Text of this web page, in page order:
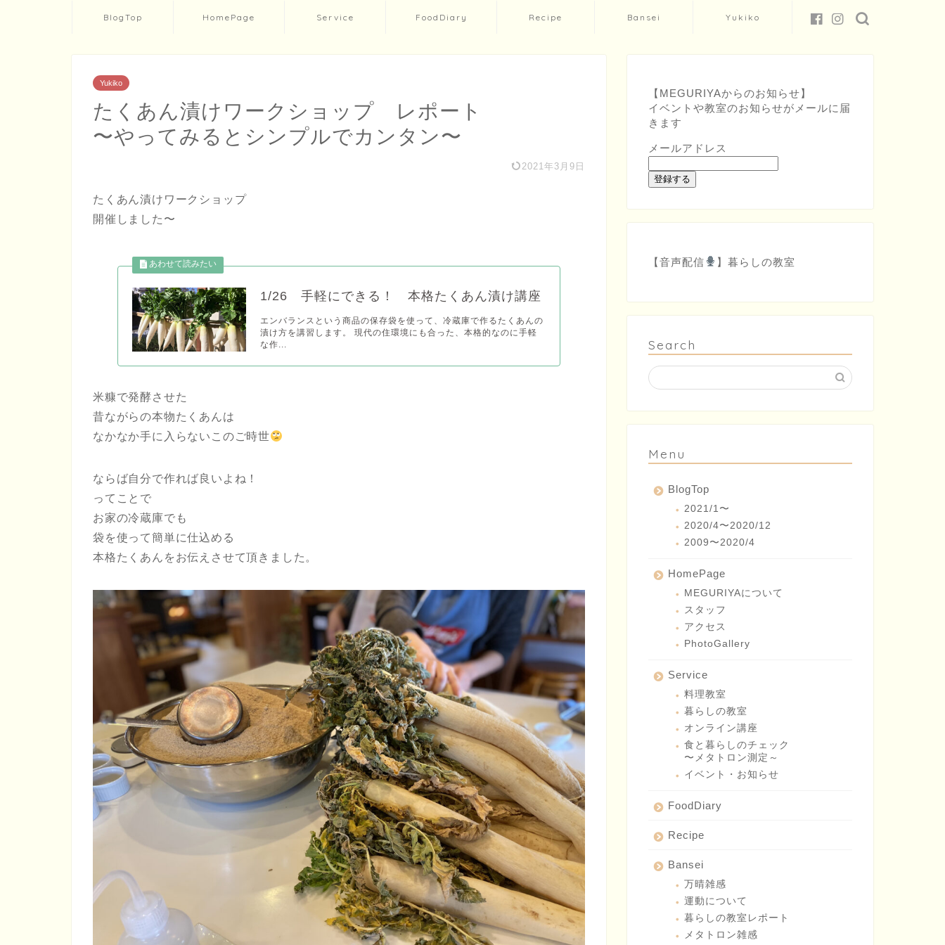
BlogTop HomePage Service FoodDiary Recipe Bansei Yukiko
Yukiko
たくあん漬けワークショップ レポート
〜やってみるとシンプルでカンタン〜
2021年3月9日
たくあん漬けワークショップ
開催しました〜
1/26 手軽にできる！ 本格たくあん漬け講座
エンバランスという商品の保存袋を使って、冷蔵庫で作るたくあんの
漬け方を講習します。 現代の住環境にも合った、本格的なのに手軽
な作...
米糠で発酵させた
昔ながらの本物たくあんは
なかなか手に入らないこのご時世
ならば自分で作れば良いよね！
ってことで
お家の冷蔵庫でも
袋を使って簡単に仕込める
本格たくあんをお伝えさせて頂きました。
【MEGURIYAからのお知らせ】
イベントや教室のお知らせがメールに届
きます
メールアドレス
登録する
【音声配信 】暮らしの教室
Search
Menu
BlogTop
2021/1〜
2020/4〜2020/12
2009〜2020/4
HomePage
MEGURIYAについて
スタッフ
アクセス
PhotoGallery
Service
料理教室
暮らしの教室
オンライン講座
食と暮らしのチェック
〜メタトロン測定～
イベント・お知らせ
FoodDiary
Recipe
Bansei
万晴雑感
運動について
暮らしの教室レポート
メタトロン雑感